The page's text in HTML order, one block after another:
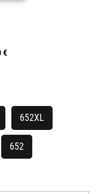
€
652XL
652